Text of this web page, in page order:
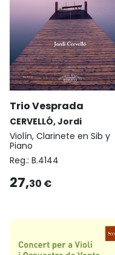
Trio Vesprada
CERVELLÓ, Jordi
Violín, Clarinete en Sib y
Piano
Reg.: B.4144
27,30 €